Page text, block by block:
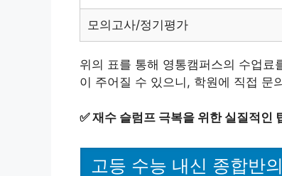
모의고사/정기평가
위의 표를 통해 영통캠퍼스의 수업
이 주어질 수 있으니, 학원에 직접 문
✅재수 슬럼프 극복을 위한 실질적인
고등 수능 내신 종합반